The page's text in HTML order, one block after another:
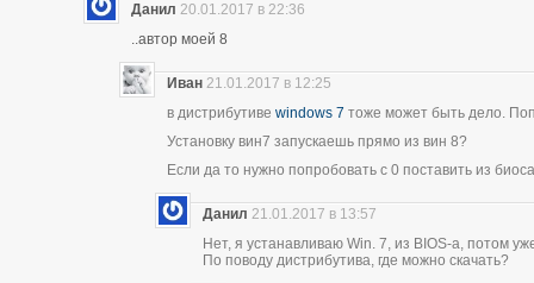
Данил 20.01.2017 в 22:36
..автор моей 8
Иван 21.01.2017 в 12:25
в дистрибутиве windows 7 тоже может быть дело.
Установку вин7 запускаешь прямо из вин 8?
Если да то нужно попробовать с 0 поставить из
Данил 21.01.2017 в 13:57
Нет, я устанавливаю Win. 7, из BIOS-а, потом
По поводу дистрибутива, где можно скачать?